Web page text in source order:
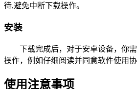
待,避免中断下载操作。
安装
下载完成后，对于安卓设备，你
操作，例如仔细阅读并同意软件使用
使用注意事项